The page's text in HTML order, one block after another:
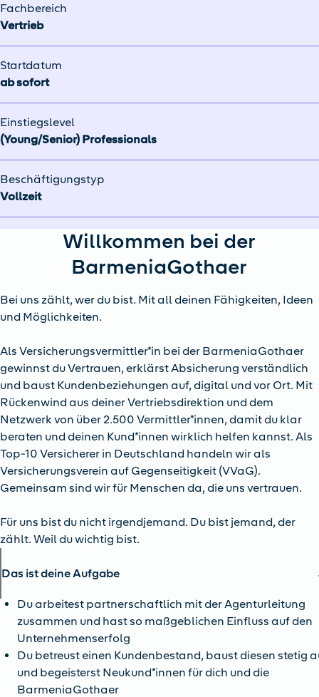
Fachbereich
Vertrieb
Startdatum
ab sofort
Einstiegslevel
(Young/Senior) Professionals
Beschäftigungstyp
Vollzeit
Willkommen bei der
BarmeniaGothaer
Bei uns zählt, wer du bist. Mit all deinen Fähigkeiten, Ideen
und Möglichkeiten.
Als Versicherungsvermittler*in bei der BarmeniaGothaer
gewinnst du Vertrauen, erklärst Absicherung verständlich
und baust Kundenbeziehungen auf, digital und vor Ort. Mit
Rückenwind aus deiner Vertriebsdirektion und dem
Netzwerk von über 2.500 Vermittler*innen, damit du klar
beraten und deinen Kund*innen wirklich helfen kannst. Als
Top-10 Versicherer in Deutschland handeln wir als
Versicherungsverein auf Gegenseitigkeit (VVaG).
Gemeinsam sind wir für Menschen da, die uns vertrauen.
Für uns bist du nicht irgendjemand. Du bist jemand, der
zählt. Weil du wichtig bist.
Das ist deine Aufgabe
Du arbeitest partnerschaftlich mit der Agenturleitung
zusammen und hast so maßgeblichen Einfluss auf den
Unternehmenserfolg
Du betreust einen Kundenbestand, baust diesen stetig
und begeisterst Neukund*innen für dich und die
BarmeniaGothaer